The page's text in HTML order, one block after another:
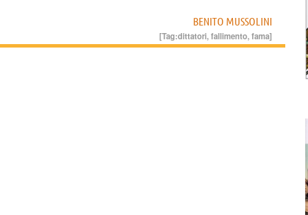
BENITO MUSSOLINI
[Tag:dittatori,fallimento,fama]